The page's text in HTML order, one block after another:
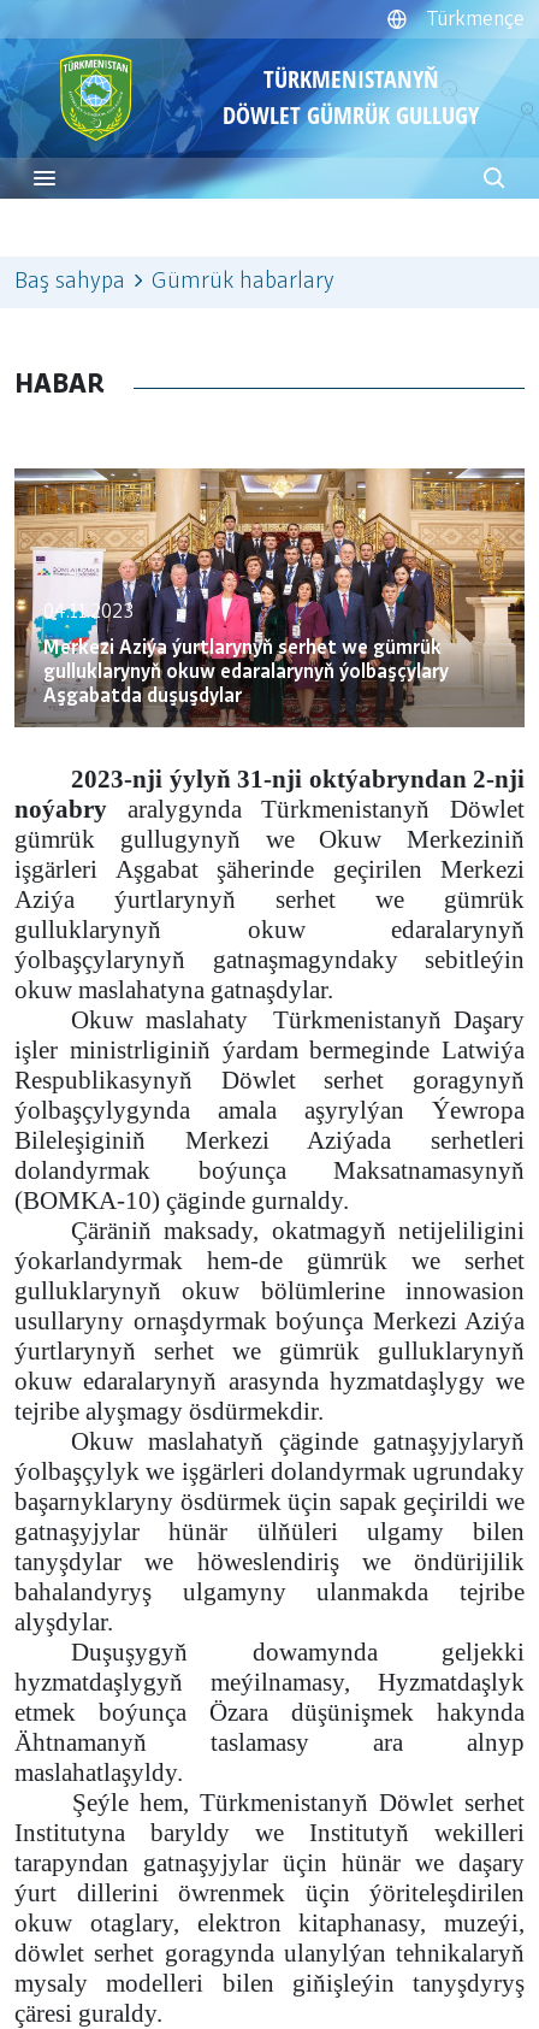
Türkmençe
TÜRKMENISTANYŇ
DÖWLET GÜMRÜK GULLUGY
Baş sahypa Gümrük habarlary
HABAR
04.11.2023
Merkezi Aziýa ýurtlarynyň serhet we gümrük
gulluklarynyň okuw edaralarynyň ýolbaşçylary
Aşgabatda duşuşdylar
2023-nji ýylyň 31-nji oktýabryndan 2-nji
noýabry aralygynda Türkmenistanyň Döwlet
gümrük gullugynyň we Okuw Merkeziniň
işgärleri Aşgabat şäherinde geçirilen Merkezi
Aziýa ýurtlarynyň serhet we gümrük
gulluklarynyň okuw edaralarynyň
ýolbaşçylarynyň gatnaşmagyndaky sebitleýin
okuw maslahatyna gatnaşdylar.
Okuw maslahaty
Türkmenistanyň Daşary
işler ministrliginiň ýardam bermeginde Latwiýa
Respublikasynyň Döwlet serhet goragynyň
ýolbaşçylygynda amala aşyrylýan Ýewropa
Bileleşiginiň Merkezi Aziýada serhetleri
dolandyrmak boýunça Maksatnamasynyň
(BOMKA-10) çäginde gurnaldy.
Çäräniň maksady, okatmagyň netijeliligini
ýokarlandyrmak hem-de gümrük we serhet
gulluklarynyň okuw bölümlerine innowasion
usullaryny ornaşdyrmak boýunça Merkezi Aziýa
ýurtlarynyň serhet we gümrük gulluklarynyň
okuw edaralarynyň arasynda hyzmatdaşlygy we
tejribe alyşmagy ösdürmekdir.
Okuw maslahatyň çäginde gatnaşyjylaryň
ýolbaşçylyk we işgärleri dolandyrmak ugrundaky
başarnyklaryny ösdürmek üçin sapak geçirildi we
gatnaşyjylar hünär ülňüleri ulgamy bilen
tanyşdylar we höweslendiriş we öndürijilik
bahalandyryş ulgamyny ulanmakda tejribe
alyşdylar.
Duşuşygyň dowamynda geljekki
hyzmatdaşlygyň meýilnamasy, Hyzmatdaşlyk
etmek boýunça Özara düşünişmek hakynda
Ähtnamanyň taslamasy ara alnyp
maslahatlaşyldy.
Şeýle hem, Türkmenistanyň Döwlet serhet
Institutyna baryldy we Institutyň wekilleri
tarapyndan gatnaşyjylar üçin hünär we daşary
ýurt dillerini öwrenmek üçin ýöriteleşdirilen
okuw otaglary, elektron kitaphanasy, muzeýi,
döwlet serhet goragynda ulanylýan tehnikalaryň
mysaly modelleri bilen giňişleýin tanyşdyryş
çäresi guraldy.